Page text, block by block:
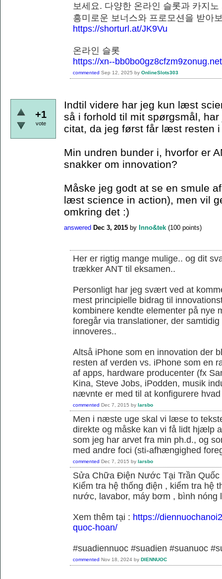
보세요. 다양한 온라인 슬롯과 카지
흥미로운 보너스와 프로모션을
https://shorturl.at/JK9Vu
온라인 슬롯
https://xn--bb0bo0gz8cfzm9zonug.net
commented Sep 12, 2025 by OnlineSlots303
+1
vote
Indtil videre har jeg kun læst
så i forhold til mit spørgsmål,
citat, da jeg først får læst resten i
Min undren bunder i, hvorfor er
snakker om innovation?
Måske jeg godt at se en smule
læst science in action), men vil
omkring det :)
answered Dec 3, 2015 by Inno&tek (100 points)
Her er rigtig mange mulige.. og dit
trækker ANT til eksamen..
Personligt har jeg svært ved at
mest principielle bidrag til
kombinere kendte elementer på nye
foregår via translationer, der
innoveres..
Altså iPhone som en innovation der
resten af verden vs. iPhone som en
af apps, hardware producenter (fx
Kina, Steve Jobs, iPodden, musik
nævnte er med til at konfigurere
commented Dec 7, 2015 by larsbo
Men i næste uge skal vi læse to
direkte og måske kan vi få lidt hjælp
som jeg har arvet fra min ph.d., og
med andre foci (sti-afhængighed
commented Dec 7, 2015 by larsbo
Sửa Chữa Điện Nước Tại Trần Quốc
Kiểm tra hệ thống điện , kiểm tra hệ
nước, lavabor, máy bơm , bình nóng
Xem thêm tại : https://
quoc-hoan/
#suadiennuoc #suadien #suanuoc
commented Nov 18, 2024 by DIENNUOC